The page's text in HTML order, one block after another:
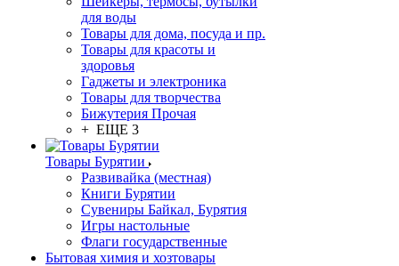
для воды
Товары для дома, посуда и пр.
Товары для красоты и
здоровья
Гаджеты и электроника
Товары для творчества
Бижутерия Прочая
+ ЕЩЕ 3
Товары Бурятии
Развивайка (местная)
Книги Бурятии
Сувениры Байкал, Бурятия
Игры настольные
Флаги государственные
Бытовая химия и хозтовары